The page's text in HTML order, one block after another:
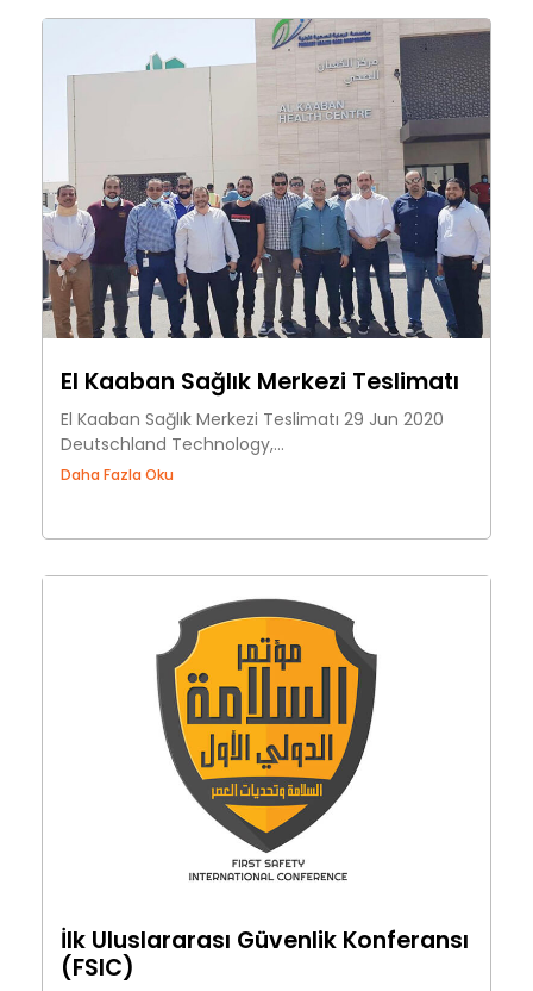
El Kaaban Sağlık Merkezi Teslimatı
El Kaaban Sağlık Merkezi Teslimatı 29 Jun 2020
Deutschland Technology,...
Daha Fazla Oku
İlk Uluslararası Güvenlik Konferansı
(FSIC)